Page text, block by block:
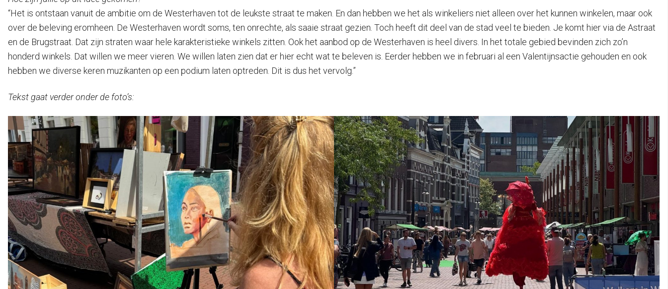
“Het is ontstaan vanuit de ambitie om de Westerhaven tot de leukste straat te maken. En dan hebben we het als winkeliers niet alleen over het kunnen winkelen, maar ook
over de beleving eromheen. De Westerhaven wordt soms, ten onrechte, als saaie straat gezien. Toch heeft dit deel van de stad veel te bieden. Je komt hier via de Astraat
en de Brugstraat. Dat zijn straten waar hele karakteristieke winkels zitten. Ook het aanbod op de Westerhaven is heel divers. In het totale gebied bevinden zich zo’n
honderd winkels. Dat willen we meer vieren. We willen laten zien dat er hier echt wat te beleven is. Eerder hebben we in februari al een Valentijnsactie gehouden en ook
hebben we diverse keren muzikanten op een podium laten optreden. Dit is dus het vervolg.”
Tekst gaat verder onder de foto’s: